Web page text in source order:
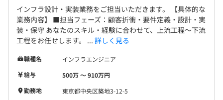
インフラ設計・実装業務をご担当いただきます。 【具体的な
業務内容】 ■担当フェーズ：顧客折衝・要件定義・設計・実
装・保守 あなたのスキル・経験に合わせて、上流工程～下流
工程をお任せします。 ... 詳しく見る
職種名
インフラエンジニア
給与
500万 〜 910万円
勤務地
東京都中央区築地3-12-5